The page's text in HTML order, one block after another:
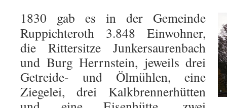
1830 gab es in der Gemeinde
Ruppichteroth 3.848 Einwohner,
die Rittersitze Junkersaurenbach
und Burg Herrnstein, jeweils drei
Getreide- und Ölmühlen, eine
Ziegelei, drei Kalkbrennerhütten